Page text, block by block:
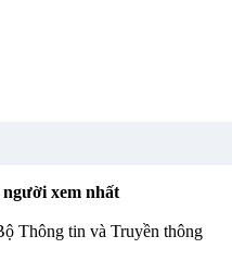
xem nhất
Thông tin và Truyền thông